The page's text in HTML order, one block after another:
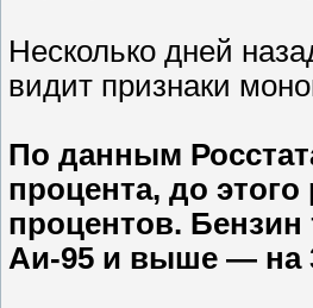
Несколько дней
видит признаки
По данным
процента, до
процентов.
Аи-95 и выше — на